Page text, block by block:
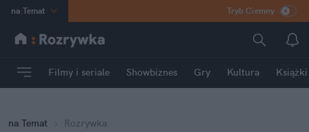
na:Temat
INN Poland
mama
Rozrywka
Tryb Ciemny
Filmy i seriale Showbiznes Gry Kultura Książki
na:Temat Rozrywka